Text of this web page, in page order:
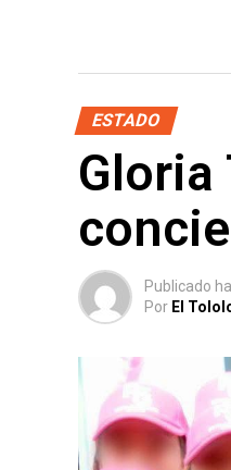
ESTADO
Gloria
Publicado
Por El